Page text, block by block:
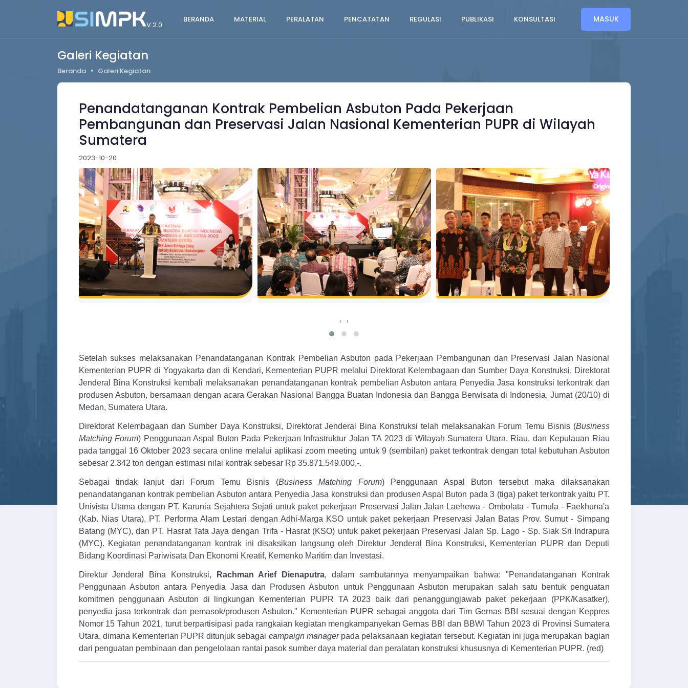
V.2.0
BERANDA MATERIAL PERALATAN PENCATATAN REGULASI PUBLIKASI KONSULTASI MASUK
Galeri Kegiatan
Beranda Galeri Kegiatan
Penandatanganan Kontrak Pembelian Asbuton Pada Pekerjaan
Pembangunan dan Preservasi Jalan Nasional Kementerian PUPR di Wilayah
Sumatera
2023-10-20
‹ ›
Setelah sukses melaksanakan Penandatanganan Kontrak Pembelian Asbuton pada Pekerjaan Pembangunan dan Preservasi Jalan Nasional
Kementerian PUPR di Yogyakarta dan di Kendari, Kementerian PUPR melalui Direktorat Kelembagaan dan Sumber Daya Konstruksi, Direktorat
Jenderal Bina Konstruksi kembali melaksanakan penandatanganan kontrak pembelian Asbuton antara Penyedia Jasa konstruksi terkontrak dan
produsen Asbuton, bersamaan dengan acara Gerakan Nasional Bangga Buatan Indonesia dan Bangga Berwisata di Indonesia, Jumat (20/10) di
Medan, Sumatera Utara.
Direktorat Kelembagaan dan Sumber Daya Konstruksi, Direktorat Jenderal Bina Konstruksi telah melaksanakan Forum Temu Bisnis (Business
Matching Forum) Penggunaan Aspal Buton Pada Pekerjaan Infrastruktur Jalan TA 2023 di Wilayah Sumatera Utara, Riau, dan Kepulauan Riau
pada tanggal 16 Oktober 2023 secara online melalui aplikasi zoom meeting untuk 9 (sembilan) paket terkontrak dengan total kebutuhan Asbuton
sebesar 2.342 ton dengan estimasi nilai kontrak sebesar Rp 35.871.549.000,-.
Sebagai tindak lanjut dari Forum Temu Bisnis (Business Matching Forum) Penggunaan Aspal Buton tersebut maka dilaksanakan
penandatanganan kontrak pembelian Asbuton antara Penyedia Jasa konstruksi dan produsen Aspal Buton pada 3 (tiga) paket terkontrak yaitu PT.
Univista Utama dengan PT. Karunia Sejahtera Sejati untuk paket pekerjaan Preservasi Jalan Jalan Laehewa - Ombolata - Tumula - Faekhuna'a
(Kab. Nias Utara), PT. Performa Alam Lestari dengan Adhi-Marga KSO untuk paket pekerjaan Preservasi Jalan Batas Prov. Sumut - Simpang
Batang (MYC), dan PT. Hasrat Tata Jaya dengan Trifa - Hasrat (KSO) untuk paket pekerjaan Preservasi Jalan Sp. Lago - Sp. Siak Sri Indrapura
(MYC). Kegiatan penandatanganan kontrak ini disaksikan langsung oleh Direktur Jenderal Bina Konstruksi, Kementerian PUPR dan Deputi
Bidang Koordinasi Pariwisata Dan Ekonomi Kreatif, Kemenko Maritim dan Investasi.
Direktur Jenderal Bina Konstruksi, Rachman Arief Dienaputra, dalam sambutannya menyampaikan bahwa: "Penandatanganan Kontrak
Penggunaan Asbuton antara Penyedia Jasa dan Produsen Asbuton untuk Penggunaan Asbuton merupakan salah satu bentuk penguatan
komitmen penggunaan Asbuton di lingkungan Kementerian PUPR TA 2023 baik dari penanggungjawab paket pekerjaan (PPK/Kasatker),
penyedia jasa terkontrak dan pemasok/produsen Asbuton." Kementerian PUPR sebagai anggota dari Tim Gernas BBI sesuai dengan Keppres
Nomor 15 Tahun 2021, turut berpartisipasi pada rangkaian kegiatan mengkampanyekan Gernas BBI dan BBWI Tahun 2023 di Provinsi Sumatera
Utara, dimana Kementerian PUPR ditunjuk sebagai campaign managerpada pelaksanaan kegiatan tersebut. Kegiatan ini juga merupakan bagian
dari penguatan pembinaan dan pengelolaan rantai pasok sumber daya material dan peralatan konstruksi khususnya di Kementerian PUPR. (red)